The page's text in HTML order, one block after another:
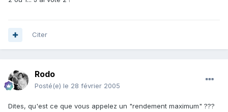
Citer
Rodo
Posté(e) le 28 février 2005
Dites, qu'est ce que vous appelez un "rendement maximum" ???